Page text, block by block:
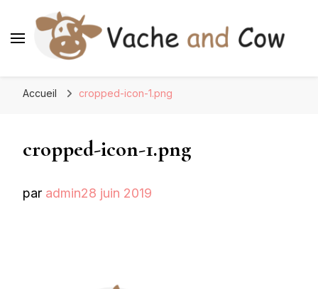
Accueil cropped-icon-1.png
cropped-icon-1.png
par admin28 juin 2019